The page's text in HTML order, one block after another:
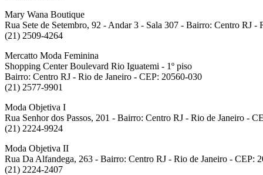
Mary Wana Boutique
Rua Sete de Setembro, 92 - Andar 3 - Sala 307 - Bairro: Centro RJ -
(21) 2509-4264
Mercatto Moda Feminina
Shopping Center Boulevard Rio Iguatemi - 1º piso
Bairro: Centro RJ - Rio de Janeiro - CEP: 20560-030
(21) 2577-9901
Moda Objetiva I
Rua Senhor dos Passos, 201 - Bairro: Centro RJ - Rio de Janeiro -
(21) 2224-9924
Moda Objetiva II
Rua Da Alfandega, 263 - Bairro: Centro RJ - Rio de Janeiro - CEP:
(21) 2224-2407